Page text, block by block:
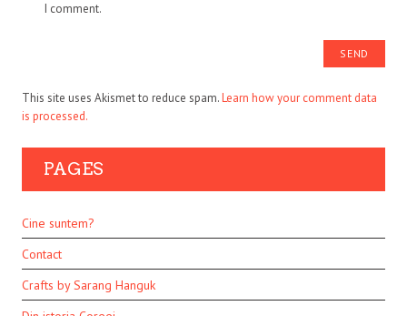
I comment.
This site uses Akismet to reduce spam.Learn how your comment data
is processed.
PAGES
Cine suntem?
Contact
Crafts by Sarang Hanguk